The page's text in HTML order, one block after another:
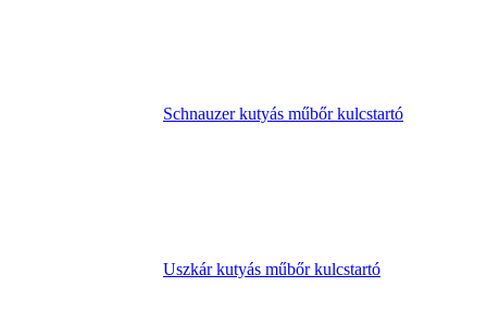
Schnauzer kutyás műbőr kulcstartó
Uszkár kutyás műbőr kulcstartó